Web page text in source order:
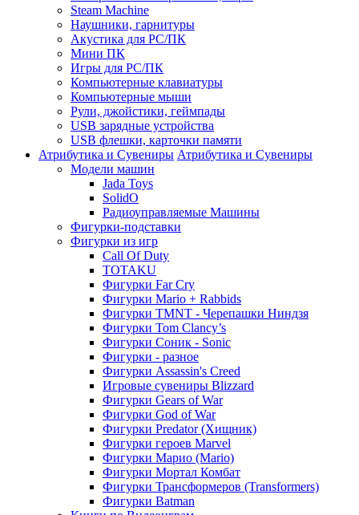
Steam Machine
Наушники, гарнитуры
Акустика для PC/ПК
Мини ПК
Игры для PC/ПК
Компьютерные клавиатуры
Компьютерные мыши
Рули, джойстики, геймпады
USB зарядные устройства
USB флешки, карточки памяти
Атрибутика и Сувениры Атрибутика и Сувениры
Модели машин
Jada Toys
SolidO
Радиоуправляемые Машины
Фигурки-подставки
Фигурки из игр
Call Of Duty
TOTAKU
Фигурки Far Cry
Фигурки Mario + Rabbids
Фигурки TMNT - Черепашки Ниндзя
Фигурки Tom Clancy’s
Фигурки Соник - Sonic
Фигурки - разное
Фигурки Assassin's Creed
Игровые сувениры Blizzard
Фигурки Gears of War
Фигурки God of War
Фигурки Predator (Хищник)
Фигурки героев Marvel
Фигурки Марио (Mario)
Фигурки Мортал Комбат
Фигурки Трансформеров (Transformers)
Фигурки Batman